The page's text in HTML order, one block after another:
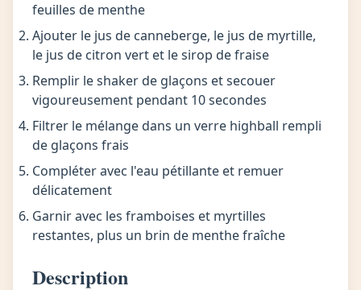
feuilles de menthe
Ajouter le jus de canneberge, le jus de myrtille,
le jus de citron vert et le sirop de fraise
Remplir le shaker de glaçons et secouer
vigoureusement pendant 10 secondes
Filtrer le mélange dans un verre highball rempli
de glaçons frais
Compléter avec l'eau pétillante et remuer
délicatement
Garnir avec les framboises et myrtilles
restantes, plus un brin de menthe fraîche
Description